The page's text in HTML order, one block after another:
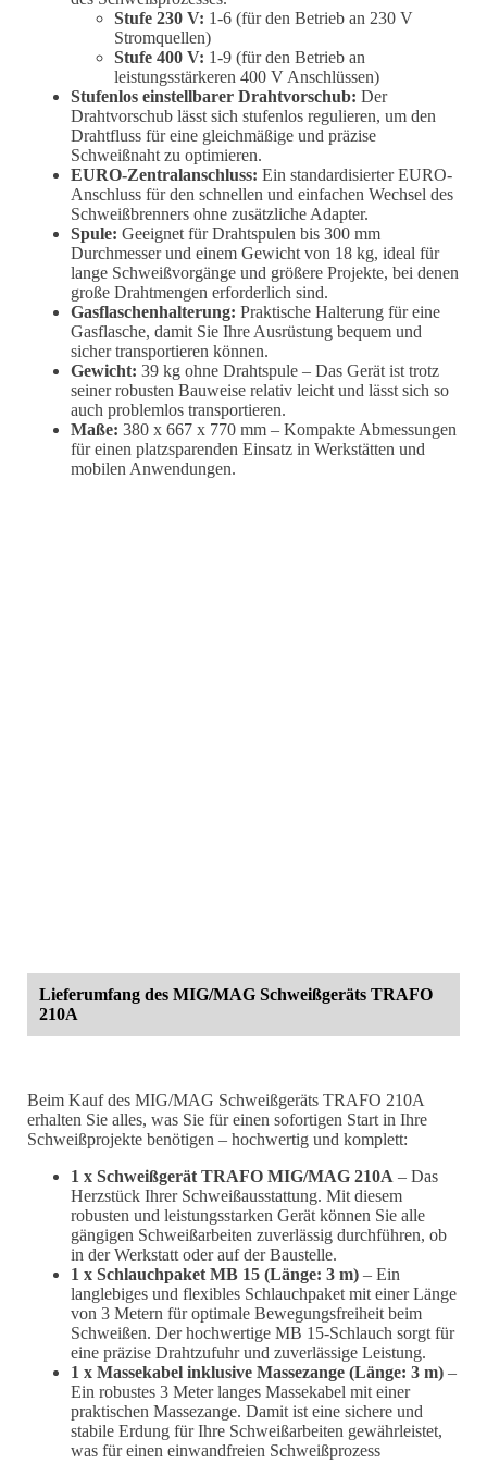
Stufe 230 V: 1-6 (für den Betrieb an 230 V
Stromquellen)
Stufe 400 V: 1-9 (für den Betrieb an
leistungsstärkeren 400 V Anschlüssen)
Stufenlos einstellbarer Drahtvorschub: Der
Drahtvorschub lässt sich stufenlos regulieren, um den
Drahtfluss für eine gleichmäßige und präzise
Schweißnaht zu optimieren.
EURO-Zentralanschluss: Ein standardisierter EURO-
Anschluss für den schnellen und einfachen Wechsel des
Schweißbrenners ohne zusätzliche Adapter.
Spule: Geeignet für Drahtspulen bis 300 mm
Durchmesser und einem Gewicht von 18 kg, ideal für
lange Schweißvorgänge und größere Projekte, bei denen
große Drahtmengen erforderlich sind.
Gasflaschenhalterung: Praktische Halterung für eine
Gasflasche, damit Sie Ihre Ausrüstung bequem und
sicher transportieren können.
Gewicht: 39 kg ohne Drahtspule – Das Gerät ist trotz
seiner robusten Bauweise relativ leicht und lässt sich so
auch problemlos transportieren.
Maße: 380 x 667 x 770 mm – Kompakte Abmessungen
für einen platzsparenden Einsatz in Werkstätten und
mobilen Anwendungen.
Lieferumfang des MIG/MAG Schweißgeräts TRAFO
210A
Beim Kauf des MIG/MAG Schweißgeräts TRAFO 210A
erhalten Sie alles, was Sie für einen sofortigen Start in Ihre
Schweißprojekte benötigen – hochwertig und komplett:
1 x Schweißgerät TRAFO MIG/MAG 210A – Das
Herzstück Ihrer Schweißausstattung. Mit diesem
robusten und leistungsstarken Gerät können Sie alle
gängigen Schweißarbeiten zuverlässig durchführen, ob
in der Werkstatt oder auf der Baustelle.
1 x Schlauchpaket MB 15 (Länge: 3 m) – Ein
langlebiges und flexibles Schlauchpaket mit einer Länge
von 3 Metern für optimale Bewegungsfreiheit beim
Schweißen. Der hochwertige MB 15-Schlauch sorgt für
eine präzise Drahtzufuhr und zuverlässige Leistung.
1 x Massekabel inklusive Massezange (Länge: 3 m) –
Ein robustes 3 Meter langes Massekabel mit einer
praktischen Massezange. Damit ist eine sichere und
stabile Erdung für Ihre Schweißarbeiten gewährleistet,
was für einen einwandfreien Schweißprozess